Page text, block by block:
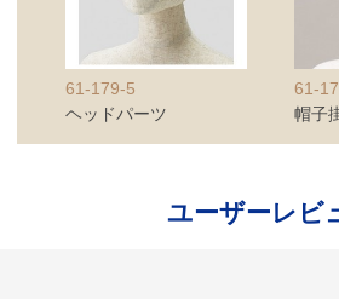
61-179-5
ヘッドパーツ
61-
帽子
ユーザーレビ